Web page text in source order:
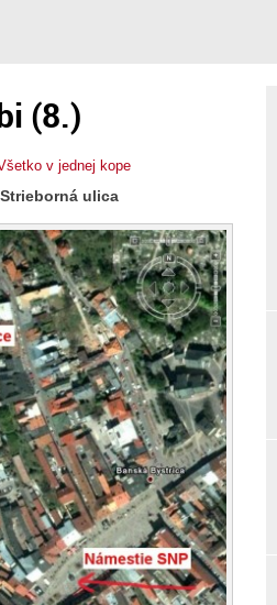
(8.)
v jednej kope
ulica